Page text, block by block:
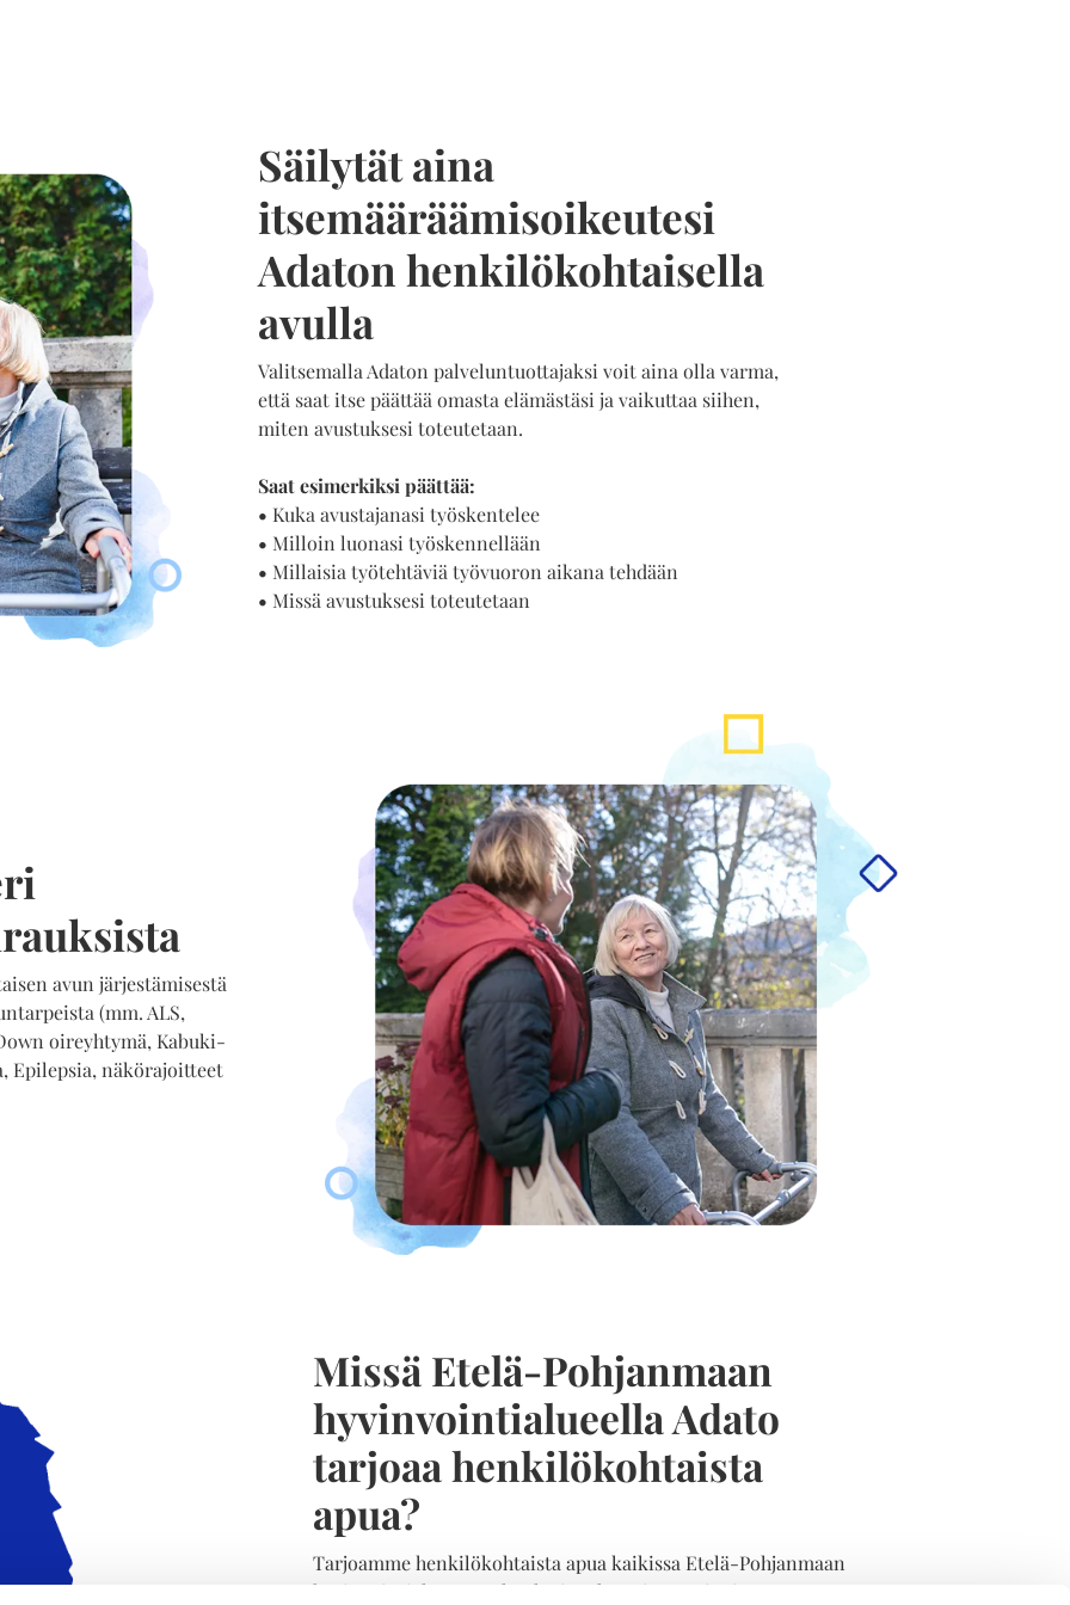
Säilytät aina
itsemääräämisoikeutesi
Adaton henkilökohtaisella
avulla
Valitsemalla Adaton palveluntuottajaksi voit aina olla varma,
että saat itse päättää omasta elämästäsi ja vaikuttaa siihen,
miten avustuksesi toteutetaan.
Saat esimerkiksi päättää:
• Kuka avustajanasi työskentelee
• Milloin luonasi työskennellään
• Millaisia työtehtäviä työvuoron aikana tehdään
• Missä avustuksesi toteutetaan
avun järjestämisestä
(mm. ALS,
oireyhtymä, Kabuki-
Epilepsia, näkörajoitteet
Missä Etelä-Pohjanmaan
hyvinvointialueella Adato
tarjoaa henkilökohtaista
apua?
Tarjoamme henkilökohtaista apua kaikissa Etelä-Pohjanmaan
hyvinvointialueeseen kuuluvissa kunnissa, Seinäjoen,